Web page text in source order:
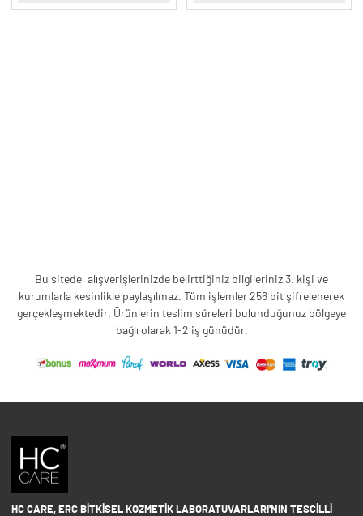
Bu sitede, alışverişlerinizde belirttiğiniz bilgileriniz 3. kişi ve
kurumlarla kesinlikle paylaşılmaz. Tüm işlemler 256 bit şifrelenerek
gerçekleşmektedir. Ürünlerin teslim süreleri bulunduğunuz bölgeye
bağlı olarak 1-2 iş günüdür.
HC CARE, ERC BITKISEL KOZMETIK LABORATUVARLARI'NIN TESCILLI